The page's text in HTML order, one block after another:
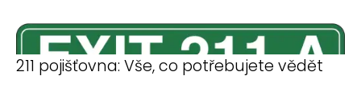
211 pojišťovna: Vše, co potřebujete vědět